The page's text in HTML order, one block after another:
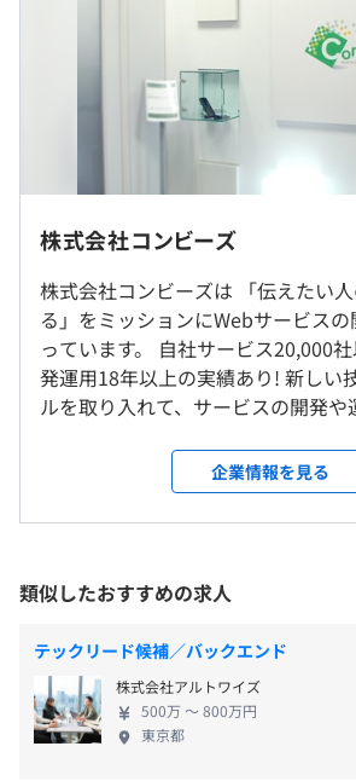
■プロジェクト管理
Slack、Google ドライブ
■その他
Stripe
Auth0
情報発信、メール販促をお手伝いする
コンビーズメール（https://
（https://www.combeez.com//lite/
コンビーズメールプラス（
・社内勉強会の実施
就業場所の変更範囲
＜雇入時＞
フルリモート
＜変更範囲＞
受動喫煙防止措置に関する事項
は年収提示額を保証するもの
10:00～19:00（実働 8 時間）
フレックスタイム制(標準労働時間1日
※コアタイム10：00～15：00
休憩時間：休憩60分※昼食時間は業務
の自主性に任せています
平均残業時間：平均10時間～20時間
アニバーサリー休暇(誕生日、結婚記念
とは別に年最大3日取得OK)、
産前産後休暇、育児休暇(男女)
5連日休暇（連休取得推進施策）
株式会社コンビーズ
株式会社コンビーズは 「伝えたい
る」をミッションにWebサービス
っています。 自社サービス20,000
発運用18年以上の実績あり! 新しい
ルを取り入れて、サービスの開発や
スの拡充を進めています。 社内コミュニケーション
が自然と取れるように、様々な取り
礼・夕礼、WinSession、スクラム
井戸端会議など・・・すぐに環境に
います。 開発に携わるメンバー同士、 勉強して試し
てスキルアップしながら開発してい
す。 100％リモートワークを活用し
企業情報を見る
類似したおすすめの求人
テックリード候補／バックエンド
株式会社アルトワイズ
500万 〜 800万円
東京都